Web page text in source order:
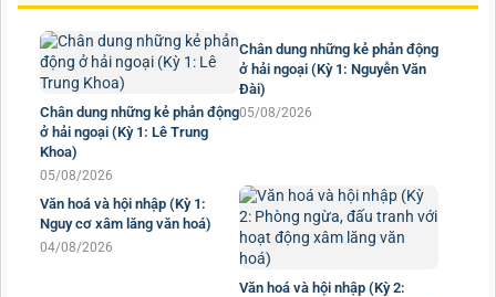
Chân dung những kẻ phản động
ở hải ngoại (Kỳ 1: Lê Trung
Khoa)
05/08/2026
Chân dung những kẻ phản động
Văn hoá và hội nhập (Kỳ 1:
Nguy cơ xâm lăng văn hoá)
04/08/2026
Văn hoá và hội nhập (Kỳ 2: